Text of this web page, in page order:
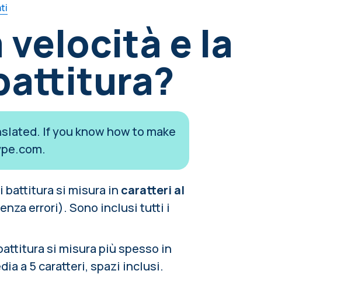
velocità e la
If you know how to make
.
battitura si misura in caratteri al
errori). Sono inclusi tutti i
si misura più spesso in
a 5 caratteri, spazi inclusi.